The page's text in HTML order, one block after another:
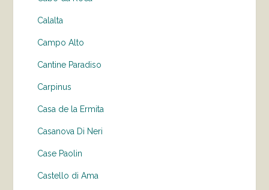
Calalta
Campo Alto
Cantine Paradiso
Carpinus
Casa de la Ermita
Casanova Di Neri
Case Paolin
Castello di Ama